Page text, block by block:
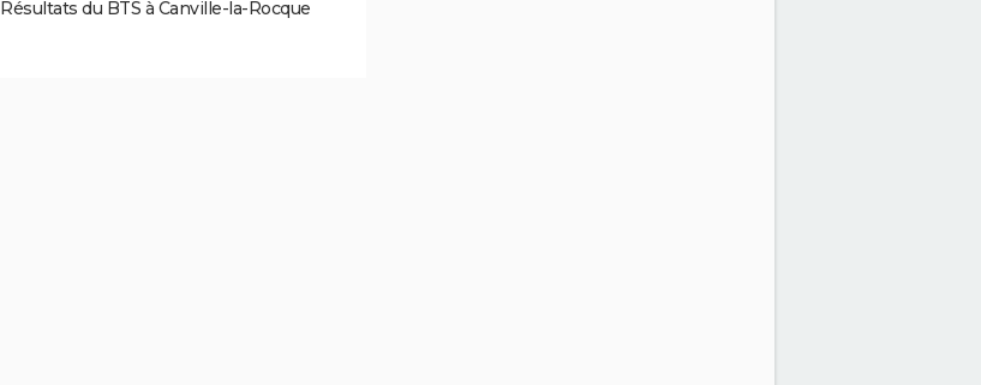
Résultats du BTS à Canville-la-Rocque